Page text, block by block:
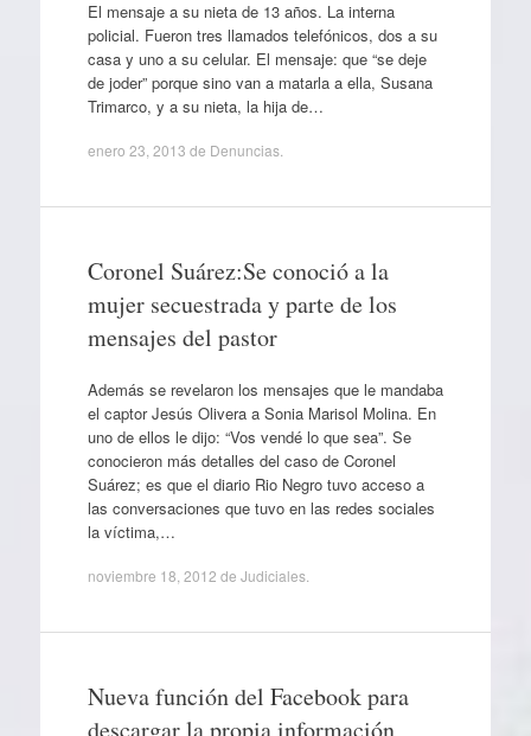
El mensaje a su nieta de 13 años. La interna
policial. Fueron tres llamados telefónicos, dos a su
casa y uno a su celular. El mensaje: que “se deje
de joder” porque sino van a matarla a ella, Susana
Trimarco, y a su nieta, la hija de…
enero 23, 2013 de Denuncias.
Coronel Suárez:Se conoció a la
mujer secuestrada y parte de los
mensajes del pastor
Además se revelaron los mensajes que le mandaba
el captor Jesús Olivera a Sonia Marisol Molina. En
uno de ellos le dijo: “Vos vendé lo que sea”. Se
conocieron más detalles del caso de Coronel
Suárez; es que el diario Rio Negro tuvo acceso a
las conversaciones que tuvo en las redes sociales
la víctima,…
noviembre 18, 2012 de Judiciales.
Nueva función del Facebook para
descargar la propia información